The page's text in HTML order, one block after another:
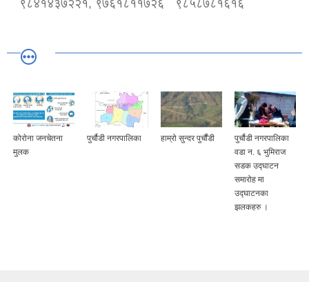
९८४१४३७२२१, ९७६१८११७२६ ९८५८७८१६१६
कोराेना जनचेतना
मुलक
पुर्चौडी नगरपालिका हाम्रो सुन्दर पुर्चौंडी
पुर्चौडी नगरपालिका
वडा न. ६ भुमिराज
सडक उद्घ‍ाटन
समारोह मा
उद्घ‍ाटनका
झलकहरु ।